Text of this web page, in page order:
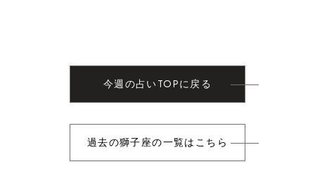
今週の占いTOPに戻る
過去の獅子座の一覧はこちら